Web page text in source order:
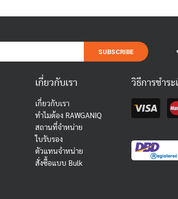
SUBSCRIBE
เกี่ยวกับเรา
เกี่ยวกับเรา
ทำไมต้อง RAWGANIQ
สถานที่จำหน่าย
ใบรับรอง
ตัวแทนจำหน่าย
สั่งซื้อแบบ Bulk
วิธีการชำระ